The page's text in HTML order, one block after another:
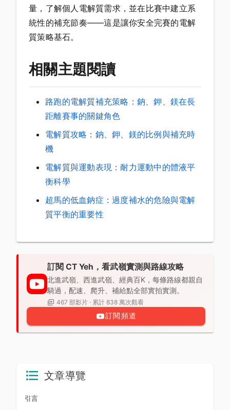
量，了解個人電解質需求，並在比賽中建立系
統性的補充節奏——這是讓你安全完賽的電解
質策略基石。
相關主題閱讀
路跑的電解質補充策略：鈉、鉀、鎂在長
距離賽事的關鍵角色
電解質攻略：鈉、鉀、鎂的比例與補充時
機
電解質與運動表現：耐力運動中的體液平
衡科學
超馬的低血鈉症：過度補水的危險與電解
質平衡的重要性
訂閱 CT Yeh，看武嶺實測與路線攻略
北進武嶺、西進武嶺、經典百K，每條路線都親自
騎過，配速、爬升、補給點全部實拍實測。
467 部影片 · 累計 838 萬次觀看
訂閱頻道
文章導覽
引言